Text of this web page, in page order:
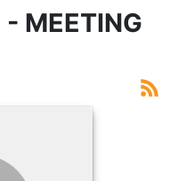
- MEETING